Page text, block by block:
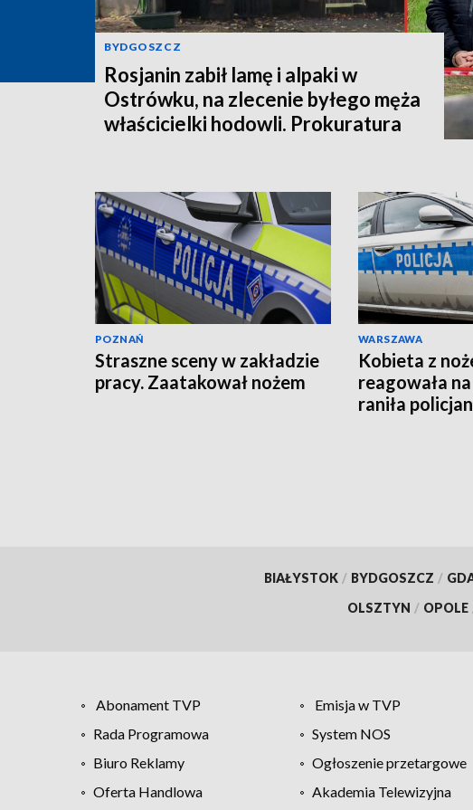
BYDGOSZCZ
Rosjanin zabił lamę i alpaki w
Ostrówku, na zlecenie byłego męża
właścicielki hodowli. Prokuratura
POZNAŃ
Straszne sceny w zakładzie
pracy. Zaatakował nożem
WARSZAWA
Kobieta z
reagowała
raniła
BIAŁYSTOK / BYDGOSZCZ /
OLSZTYN / OPOLE
Abonament TVP Emisja w TVP
Rada Programowa
System NOS
Biuro Reklamy
Ogłoszenie przetargowe
Oferta Handlowa
Akademia Telewizyjna